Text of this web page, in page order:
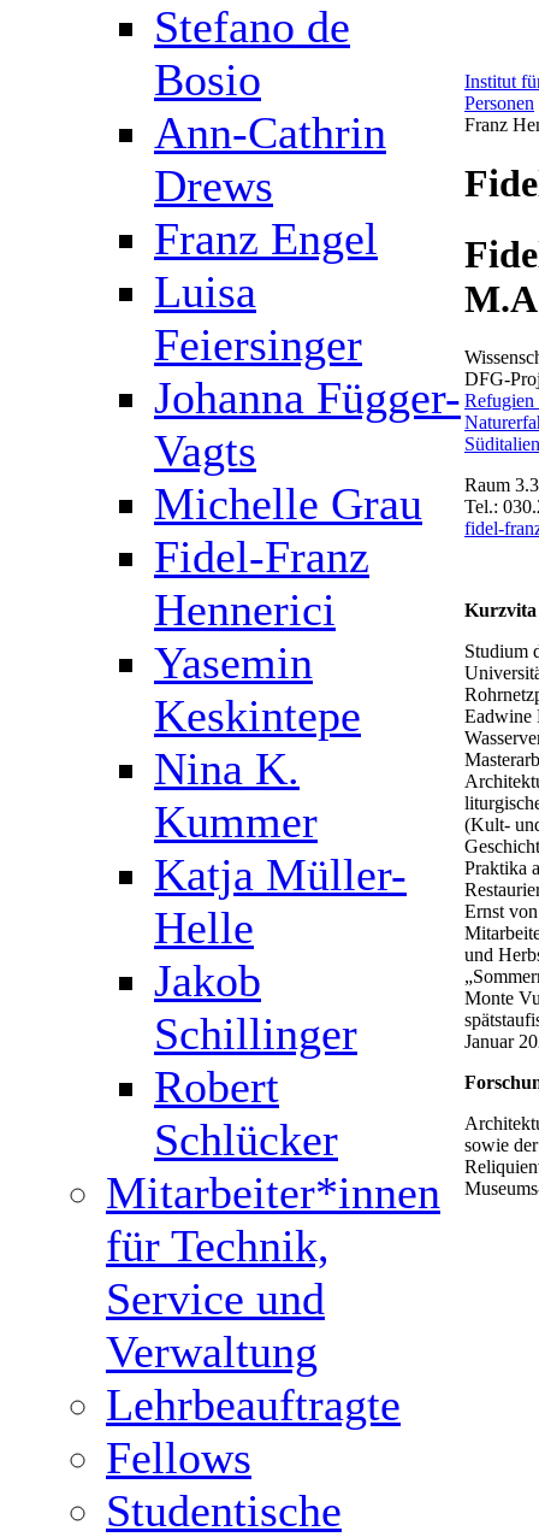
Stefano de
Bosio
Ann-Cathrin
Drews
Franz Engel
Luisa
Feiersinger
Johanna Függer-
Vagts
Michelle Grau
Fidel-Franz
Hennerici
Yasemin
Keskintepe
Nina K.
Kummer
Katja Müller-
Helle
Jakob
Schillinger
Robert
Schlücker
Mitarbeiter*innen
für Technik,
Service und
Verwaltung
Lehrbeauftragte
Fellows
Studentische
Institut
Personen
Franz
DFG-
Raum
Tel.:
fidel-
Kurzvita
Studium
Eadwine
(Kult-
Praktika
Ernst
und
Monte
Januar
sowie